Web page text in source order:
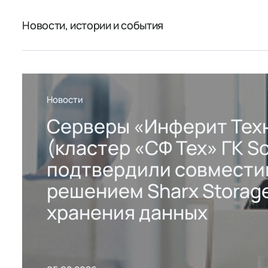
Новости, истории и события
Новости
Серверы «Инферит
(кластер «СФ Тех» ГК
подтвердили
решением Sharx
хранения данных